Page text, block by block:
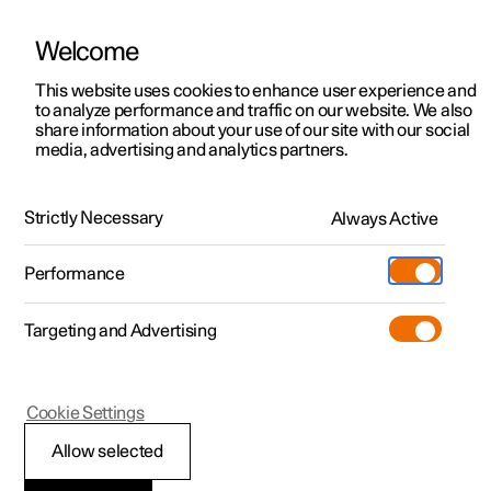
Polestar 2
Polestar 3
Polestar 4
Lading
Butikk
Mer
Bli bedre kjent med Polestar 2
Prøvekjøring
Tilgjengelige biler
Konfigurer
Bli bedre kjent med Polestar 3
Prøvekjøring
Tilgjengelige biler
Konfigurer
Bli bedre kjent med Polestar 4
Prøvekjøring
Tilgjengelige biler
Konfigurer
Bli bedre kjent med Polestar 5
Lær om lading
Ladenettverk
Kampanjer
Tilgjengelige biler
Pre-owned
Prøvekjøring
Extras
Additionals
Bedrift & firmabiler
Slik kjøper du
Support
Servicelokasjoner
Eierskap
Lokasjoner
Bærekraft
Nyheter
Videoserien I detalj
SmartZone
Welcome
This website uses cookies to enhance user experience and
to analyze performance and traffic on our website. We also
share information about your use of our site with our social
media, advertising and analytics partners.
Strictly Necessary Always Active
Performance
Targeting and Advertising
Allow selected
Cookie Settings